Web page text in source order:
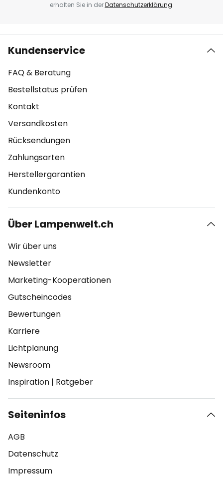
erhalten Sie in derDatenschutzerklärung.
Kundenservice
FAQ & Beratung
Bestellstatus prüfen
Kontakt
Versandkosten
Rücksendungen
Zahlungsarten
Herstellergarantien
Kundenkonto
Über Lampenwelt.ch
Wir über uns
Newsletter
Marketing-Kooperationen
Gutscheincodes
Bewertungen
Karriere
Lichtplanung
Newsroom
Inspiration | Ratgeber
Seiteninfos
AGB
Datenschutz
Impressum